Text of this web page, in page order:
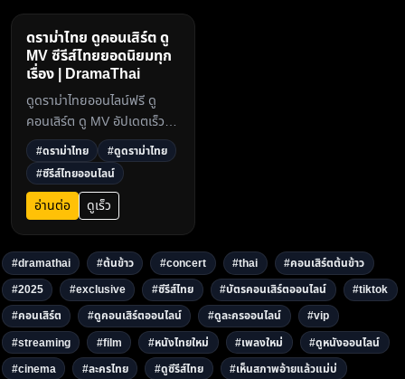
ดราม่าไทย ดูคอนเสิร์ต ดู
MV ซีรีส์ไทยยอดนิยมทุก
เรื่อง | DramaThai
ดูดราม่าไทยออนไลน์ฟรี ดู
คอนเสิร์ต ดู MV อัปเดตเร็ว
ครบทุกตอน ภาพคมชัดระดับ
HD ไม่สะดุด ที่
dramathai.com ศูนย์รวม
ละครและซีรีส์ไทยยอดนิยมในปี
20253
#ดราม่าไทย
#ดูดราม่าไทย
#ซีรีส์ไทยออนไลน์
อ่านต่อ ดูเร็ว
#dramathai #ต้นข้าว #concert #thai
#คอนเสิร์ตต้นข้าว
#2025
#exclusive #ซีรีส์ไทย #บัตรคอนเสิร์ตออนไลน์
#tiktok
#คอนเสิร์ต
#ดูคอนเสิร์ตออนไลน์ #ดูละครออนไลน์
#vip
#streaming
#film #หนังไทยใหม่ #เพลงใหม่
#ดูหนังออนไลน์
#cinema
#ละครไทย #ดูซีรีส์ไทย #เห็นสภาพอ้ายแล้วแม่บ่